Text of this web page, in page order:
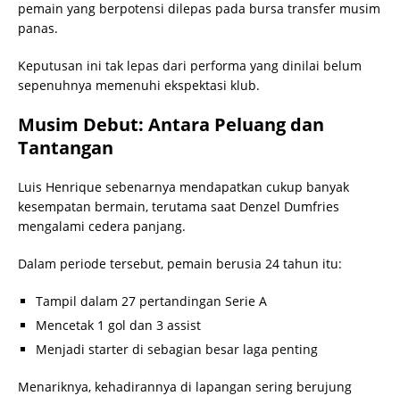
pemain yang berpotensi dilepas pada bursa transfer musim
panas.
Keputusan ini tak lepas dari performa yang dinilai belum
sepenuhnya memenuhi ekspektasi klub.
Musim Debut: Antara Peluang dan
Tantangan
Luis Henrique sebenarnya mendapatkan cukup banyak
kesempatan bermain, terutama saat Denzel Dumfries
mengalami cedera panjang.
Dalam periode tersebut, pemain berusia 24 tahun itu:
Tampil dalam 27 pertandingan Serie A
Mencetak 1 gol dan 3 assist
Menjadi starter di sebagian besar laga penting
Menariknya, kehadirannya di lapangan sering berujung